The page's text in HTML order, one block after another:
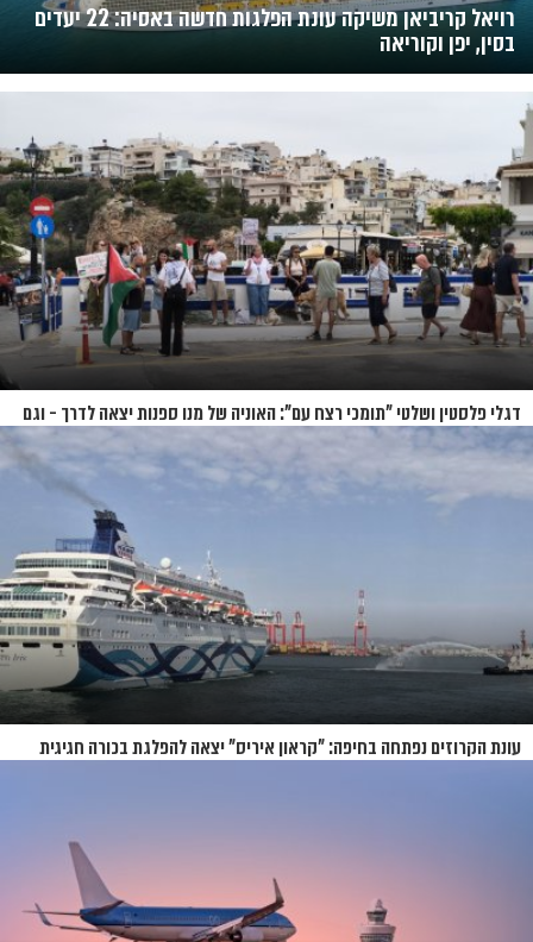
רויאל קריביאן משיקה עונת הפלגות חדשה באסיה: 22 יעדים
בסין, יפן וקוריאה
דגלי פלסטין ושלטי "תומכי רצח עם": האוניה של מנו ספנות יצאה לדרך - וגם
המחאות
עונת הקרוזים נפתחה בחיפה: "קראון איריס" יצאה להפלגת בכורה חגיגית